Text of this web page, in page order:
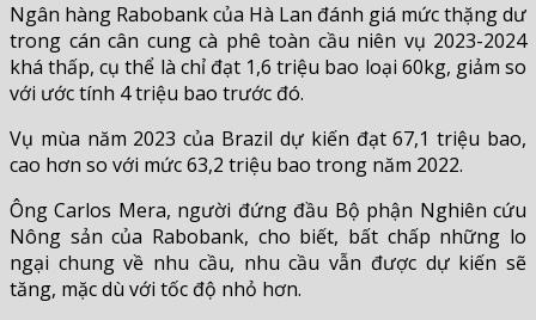
Ngân hàng Rabobank của Hà Lan đánh giá mức thặng dư
trong cán cân cung cà phê toàn cầu niên vụ 2023-2024
khá thấp, cụ thể là chỉ đạt 1,6 triệu bao loại 60kg, giảm so
với ước tính 4 triệu bao trước đó.
Vụ mùa năm 2023 của Brazil dự kiến đạt 67,1 triệu bao,
cao hơn so với mức 63,2 triệu bao trong năm 2022.
Ông Carlos Mera, người đứng đầu Bộ phận Nghiên cứu
Nông sản của Rabobank, cho biết, bất chấp những lo
ngại chung về nhu cầu, nhu cầu vẫn được dự kiến ​​sẽ
tăng, mặc dù với tốc độ nhỏ hơn.